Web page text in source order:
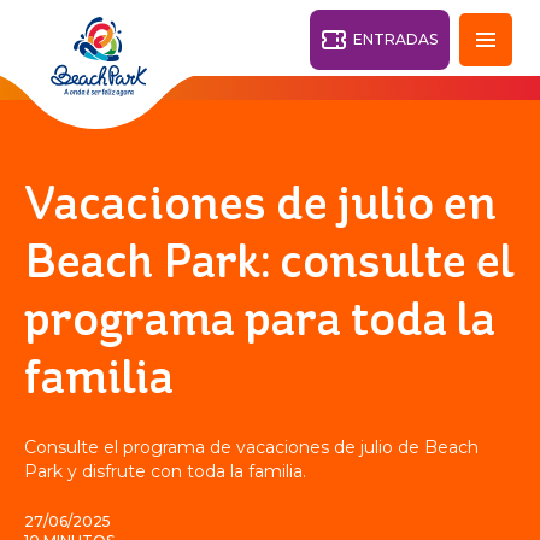
PARQUES
VILA AZUL DO MAR
DESTINO
Fortaleza - CE 28°
ENTRADAS
Volver
PARK
RESORT
Vacaciones de julio en
Beach Park: consulte el
programa para toda la
familia
Consulte el programa de vacaciones de julio de Beach
Park y disfrute con toda la familia.
27/06/2025